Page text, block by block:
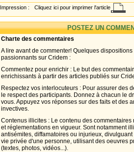
Impression : Cliquez ici pour imprimer l'article
POSTEZ UN
Charte des commentaires
A lire avant de commenter! Quelques
passionnants sur Cridem :
Commentez pour enrichir : Le but des
enrichissants à partir des articles publiés sur
Respectez vos interlocuteurs : Pour assurer des
le respect des participants. Donnez à chacun le
vous. Appuyez vos réponses sur des faits et des
invectives.
Contenus illicites : Le contenu des
et réglementations en vigueur. Sont notamment
antisémites, diffamatoires ou injurieux,
vie privée d'une personne, utilisant des oeuvres
(textes, photos, vidéos...).